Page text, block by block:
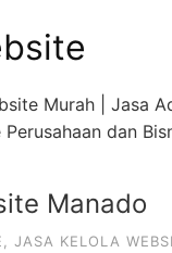
Murah | Jasa
dan
Manado
, JASA KELOLA